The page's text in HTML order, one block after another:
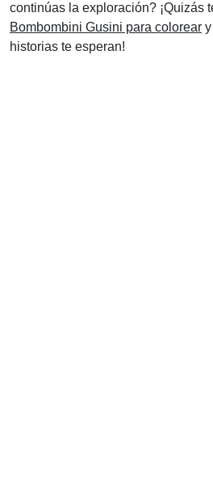
continúas la exploración? ¡Quizás
Bombombini Gusini para colorear
historias te esperan!